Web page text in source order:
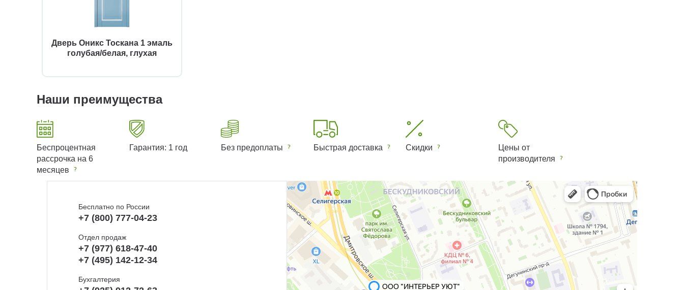
Дверь Оникс Тоскана 1 эмаль
голубая/белая, глухая
Наши преимущества
Беспроцентная
рассрочка на 6
месяцев
Гарантия: 1 год Без предоплаты Быстрая доставка Скидки
Цены от
производителя
Бесплатно по России
+7 (800) 777-04-23
Отдел продаж
+7 (977) 618-47-40
+7 (495) 142-12-34
Бухгалтерия